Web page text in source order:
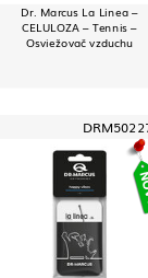
Dr. Marcus La Linea –
CELULOZA – Tennis –
Osviežovač vzduchu